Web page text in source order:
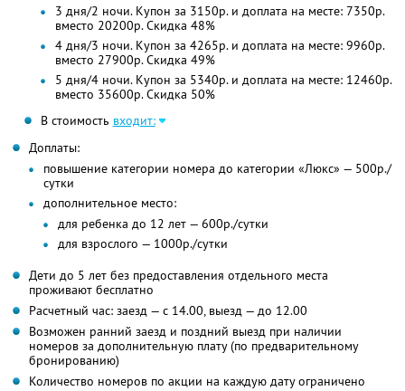
3 дня/2 ночи. Купон за 3150р. и доплата на месте: 7350р.
вместо 20200р. Скидка 48%
4 дня/3 ночи. Купон за 4265р. и доплата на месте: 9960р.
вместо 27900р. Скидка 49%
5 дня/4 ночи. Купон за 5340р. и доплата на месте: 12460р.
вместо 35600р. Скидка 50%
В стоимость входит:
Доплаты:
повышение категории номера до категории «Люкс» — 500р./
сутки
дополнительное место:
для ребенка до 12 лет — 600р./сутки
для взрослого — 1000р./сутки
Дети до 5 лет без предоставления отдельного места
проживают бесплатно
Расчетный час: заезд — с 14.00, выезд — до 12.00
Возможен ранний заезд и поздний выезд при наличии
номеров за дополнительную плату (по предварительному
бронированию)
Количество номеров по акции на каждую дату ограничено